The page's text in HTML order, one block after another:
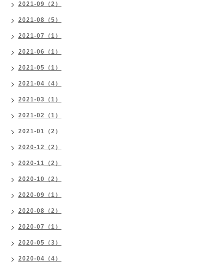
2021-09（2）
2021-08（5）
2021-07（1）
2021-06（1）
2021-05（1）
2021-04（4）
2021-03（1）
2021-02（1）
2021-01（2）
2020-12（2）
2020-11（2）
2020-10（2）
2020-09（1）
2020-08（2）
2020-07（1）
2020-05（3）
2020-04（4）